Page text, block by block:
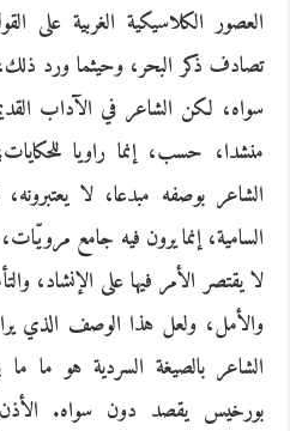
العصور الكلاسيكية الغربية على
تصادف ذكر البحر، وحيثما ورد
سواه، لكن الشاعر في الآداب
منشدا، حسب، إنما راويا
الشاعر بوصفه مبدعا، لا
السامية، إنما يرون فيه جامع
لا يقتصر الأمر فيها على الإنشاد،
والأمل، ولعل هذا الوصف الذي
الشاعر بالصيغة السردية هو ما
بورخيس يقصد دون سواه. الأذن